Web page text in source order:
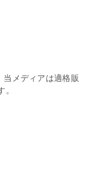
当メディアは適格販